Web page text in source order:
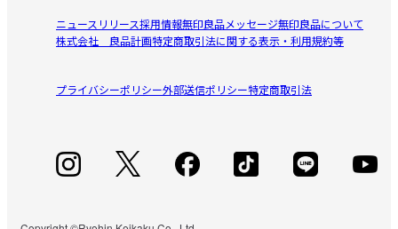
ニュースリリース採用情報無印良品メッセージ無印良品について
株式会社 良品計画特定商取引法に関する表示・利用規約等
プライバシーポリシー外部送信ポリシー特定商取引法